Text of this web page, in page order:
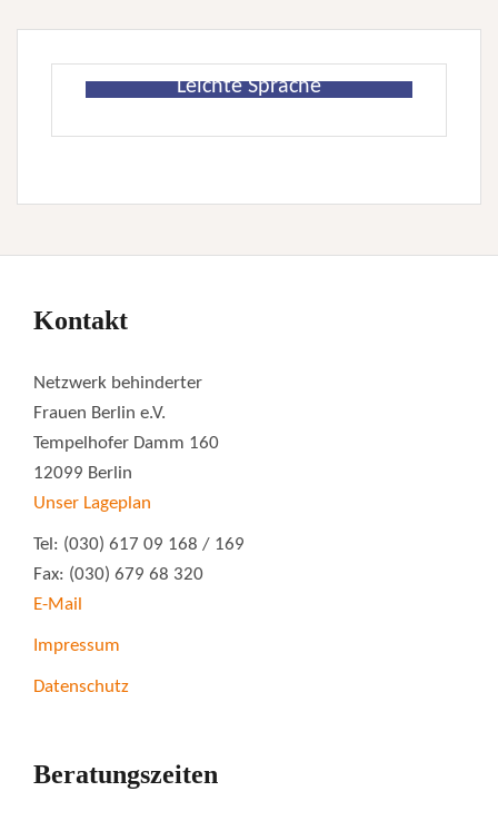
Leichte Sprache
Kontakt
Netzwerk behinderter
Frauen Berlin e.V.
Tempelhofer Damm 160
12099 Berlin
Unser Lageplan
Tel: (030) 617 09 168 / 169
Fax: (030) 679 68 320
E-Mail
Impressum
Datenschutz
Beratungszeiten